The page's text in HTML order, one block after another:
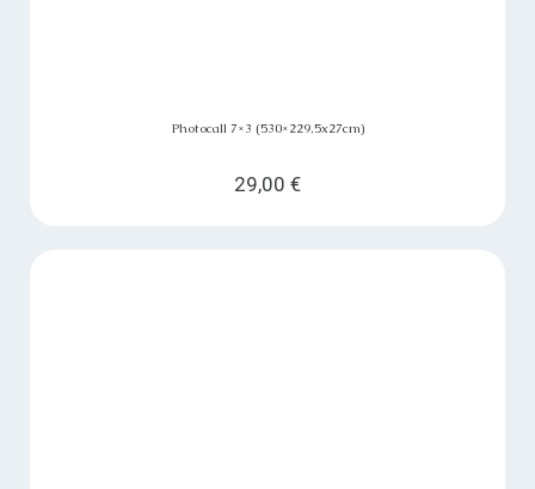
Photocall 7×3 (530×229,5x27cm)
29,00 €